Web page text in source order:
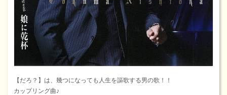
【だろ？】は、幾つになっても人生を謳歌する男の歌！！
カップリング曲♪